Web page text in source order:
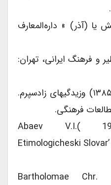
« آتش یا (آذر) » داره‌المعارف
اساطیر و فرهنگ ایرانی، تهران:
راشدمحصل، محمد تقی (۱۳۸۵) وزید‌گیهای زادسپرم.
فرهنگی.
Abaev V.I.(
Etimologicheski
Bartholomae